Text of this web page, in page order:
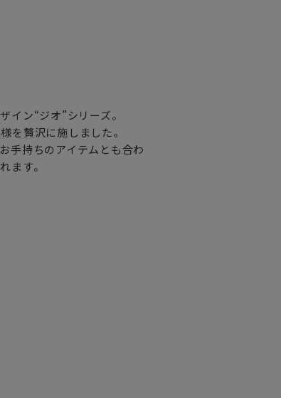
イン“ジオ”シリーズ。
を贅沢に施しました。
手持ちのアイテムとも合わ
ます。